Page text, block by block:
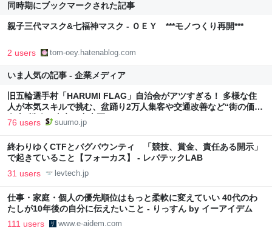
同時期にブックマークされた記事
親子三代マスク&七福神マスク - ＯＥＹ ***モノつくり再開***
2 users tom-oey.hatenablog.com
いま人気の記事 - 企業メディア
旧五輪選手村「HARUMI FLAG」自治会がアツすぎる！ 多様な住
人が本気スキルで挑む、盆踊り2万人集客や交通改善など“街の価値
向上”戦略 東京・中央区
76 users suumo.jp
終わりゆくCTFとバグバウンティ 「競技、賞金、責任ある開示」
で起きていること【フォーカス】 - レバテックLAB
31 users levtech.jp
仕事・家庭・個人の優先順位はもっと柔軟に変えていい 40代のわ
たしが10年後の自分に伝えたいこと - りっすん by イーアイデム
111 users www.e-aidem.com